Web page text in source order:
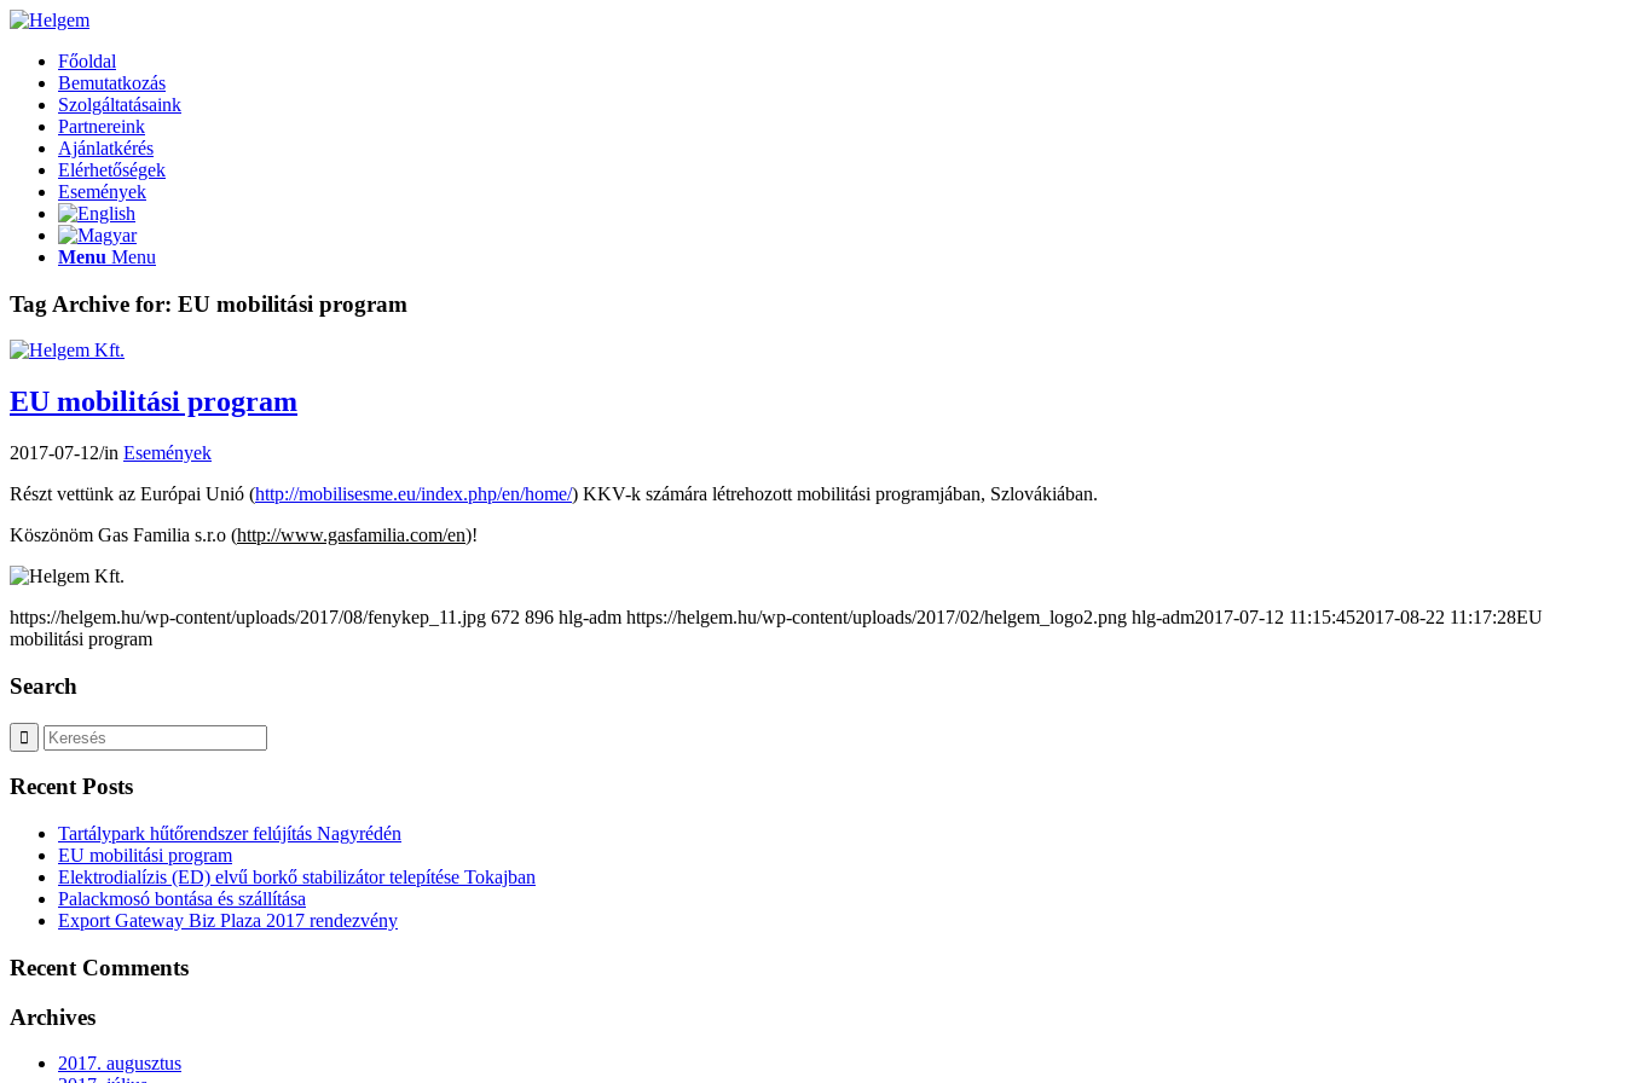
Főoldal
Bemutatkozás
Szolgáltatásaink
Partnereink
Ajánlatkérés
Elérhetőségek
Események
Menu Menu
Tag Archive for: EU mobilitási program
EU mobilitási program
2017-07-12/in Események
Részt vettünk az Európai Unió (http://mobilisesme.eu/index.php/en/home/) KKV-k számára létrehozott mobilitási programjában, Szlovákiában.
Köszönöm Gas Familia s.r.o (http://www.gasfamilia.com/en)!
https://helgem.hu/wp-content/uploads/2017/08/fenykep_11.jpg 672 896 hlg-adm https://helgem.hu/wp-content/uploads/2017/02/helgem_logo2.png hlg-adm2017-07-12 11:15:452017-08-22 11:17:28EU
mobilitási program
Search
Recent Posts
Tartálypark hűtőrendszer felújítás Nagyrédén
EU mobilitási program
Elektrodialízis (ED) elvű borkő stabilizátor telepítése Tokajban
Palackmosó bontása és szállítása
Export Gateway Biz Plaza 2017 rendezvény
Recent Comments
Archives
2017. augusztus